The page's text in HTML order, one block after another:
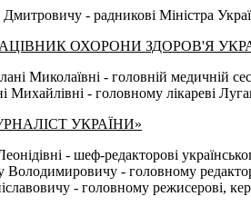
- радникові Міністра
ОХОРОНИ ЗДОРОВ'Я
Миколаївні - головній медичній
- головному лікареві
УКРАЇНИ»
- шеф-редакторові
- головному
- головному режисерові,